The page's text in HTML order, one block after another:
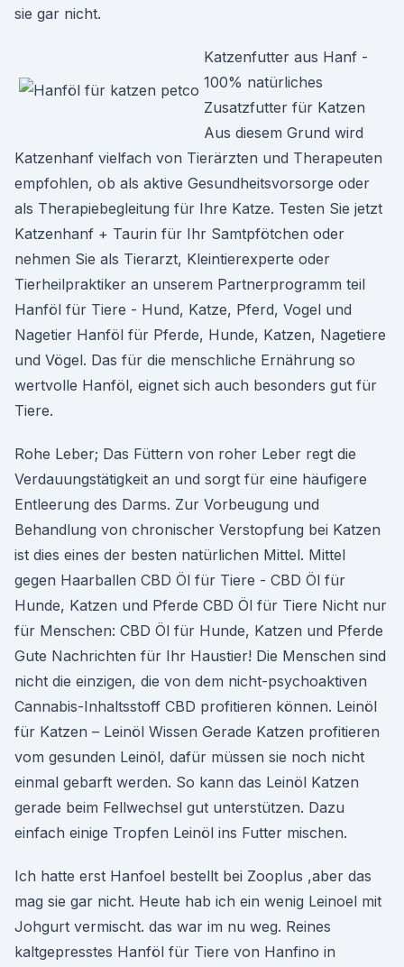
sie gar nicht.
Katzenfutter aus Hanf -
100% natürliches
Zusatzfutter für Katzen
Aus diesem Grund wird
Katzenhanf vielfach von Tierärzten und Therapeuten
empfohlen, ob als aktive Gesundheitsvorsorge oder
als Therapiebegleitung für Ihre Katze. Testen Sie jetzt
Katzenhanf + Taurin für Ihr Samtpfötchen oder
nehmen Sie als Tierarzt, Kleintierexperte oder
Tierheilpraktiker an unserem Partnerprogramm teil
Hanföl für Tiere - Hund, Katze, Pferd, Vogel und
Nagetier Hanföl für Pferde, Hunde, Katzen, Nagetiere
und Vögel. Das für die menschliche Ernährung so
wertvolle Hanföl, eignet sich auch besonders gut für
Tiere.
Rohe Leber; Das Füttern von roher Leber regt die
Verdauungstätigkeit an und sorgt für eine häufigere
Entleerung des Darms. Zur Vorbeugung und
Behandlung von chronischer Verstopfung bei Katzen
ist dies eines der besten natürlichen Mittel. Mittel
gegen Haarballen CBD Öl für Tiere - CBD Öl für
Hunde, Katzen und Pferde CBD Öl für Tiere Nicht nur
für Menschen: CBD Öl für Hunde, Katzen und Pferde
Gute Nachrichten für Ihr Haustier! Die Menschen sind
nicht die einzigen, die von dem nicht-psychoaktiven
Cannabis-Inhaltsstoff CBD profitieren können. Leinöl
für Katzen – Leinöl Wissen Gerade Katzen profitieren
vom gesunden Leinöl, dafür müssen sie noch nicht
einmal gebarft werden. So kann das Leinöl Katzen
gerade beim Fellwechsel gut unterstützen. Dazu
einfach einige Tropfen Leinöl ins Futter mischen.
Ich hatte erst Hanfoel bestellt bei Zooplus ,aber das
mag sie gar nicht. Heute hab ich ein wenig Leinoel mit
Johgurt vermischt. das war im nu weg. Reines
kaltgepresstes Hanföl für Tiere von Hanfino in